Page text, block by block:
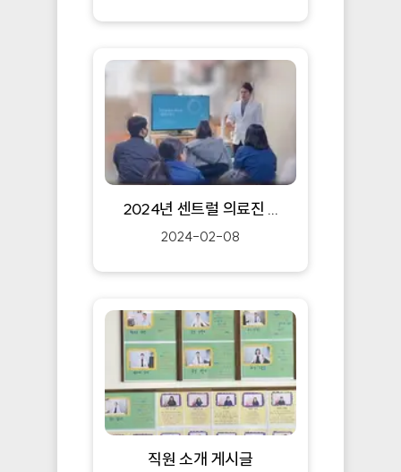
2024년 센트럴 의료진 ...
2024-02-08
직원 소개 게시글